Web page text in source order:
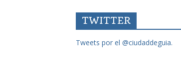
TWITTER
Tweets por el @ciudaddeguia.